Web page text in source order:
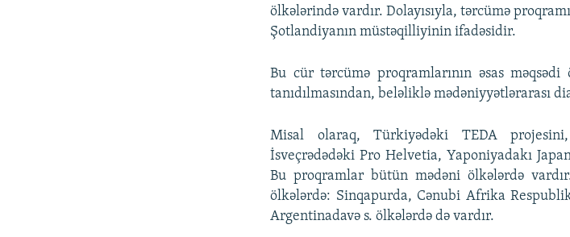
ölkələrində vardır. Dolayısıyla, tərcümə
Şotlandiyanın müstəqilliyinin ifadəsidir.
Bu cür tərcümə proqramlarının əsas
tanıdılmasından, beləliklə mədəniyyətlərarası
Misal olaraq, Türkiyədəki TEDA
İsveçrədədəki Pro Helvetia, Yaponiyadakı
Bu proqramlar bütün mədəni ölkələrdə
ölkələrdə: Sinqapurda, Cənubi Afrika
Argentinadavə s. ölkələrdə də vardır.